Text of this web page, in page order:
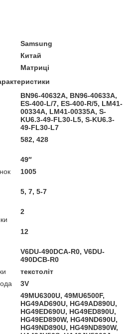
Samsung
Китай
Матриці
BN96-40632A, BN96-40633A,
ES-400-L/7, ES-400-R/5, LM41-
00334A, LM41-00335A, S-
KU6.3-49-FL30-L5, S-KU6.3-
49-FL30-L7
582, 428
49″
1005
5, 7, 5-7
2
12
V6DU-490DCA-R0, V6DU-
490DCB-R0
текстоліт
3V
49MU6300U, 49MU6500F,
HG49AD690U, HG49AD890U,
HG49ED690U, HG49ED890U,
HG49ED890W, HG49ND690U,
HG49ND890U, HG49ND890W,